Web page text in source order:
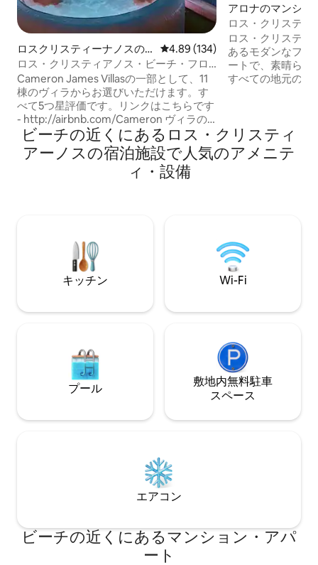
ロスクリスティーナノスの
一軒家
レビュー134件、5つ星中4.89つ
4.89 (134)
ロス・クリスティアノス・ビーチ・フロ
ント・サンセット・リトリート
Cameron James Villasの一部として、11
棟のヴィラからお選びいただけます。す
べて5つ星評価です。リンクはこちらです
- http://airbnb.com/Cameron ヴィラの
ドアから徒歩60秒で海に飛び込めること
を想像してみてください。 ビーチフロン
トサンセットビュービラはテネリフェ島
全体で最高のロケーションにあります。
あり、ご家族で使えるバーベキューとダ
イニングテーブルもあります。
アロナのマンショ
ト
ロス・クリステ
辺のアパート
ロス・クリステ
あるモダンなフラ
ートで、素晴らし
すべての地元のア
つろぎリラック
所で、海を見渡
物を楽しめます。 英語とスペイン語のテ
ビーチの近くにあるロス・クリスティ
アーノスの宿泊施設で人気のアメニテ
ィ・設備
キッチン Wi-Fi
プール
敷地内無料駐⁠車
ス⁠ペ⁠ー⁠ス
エアコン
ビーチの近くにあるマンション・アパ
ート